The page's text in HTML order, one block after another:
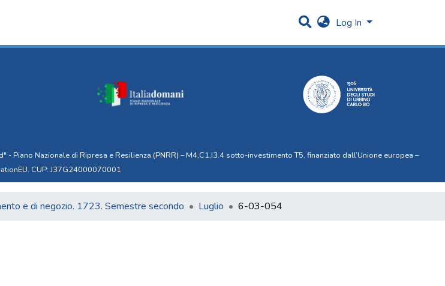
Log In
Nazionale di Ripresa e Resilienza (PNRR) – M4,C1,I3.4 sotto-investimento T5, finanziato dall’Unione europea –
CUP: J37G24000070001
e di negozio. 1723. Semestre secondo Luglio 6-03-054